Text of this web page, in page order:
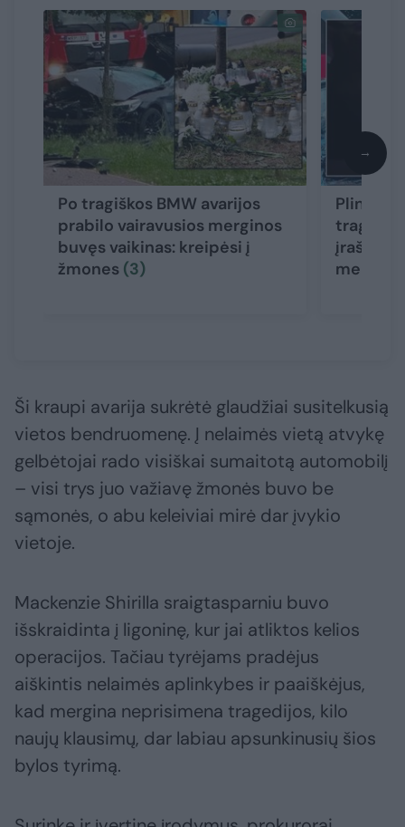
Po tragiškos BMW avarijos
prabilo vairavusios merginos
buvęs vaikinas: kreipėsi į
žmones (3)
Plinta
įrašas:
→
Ši kraupi avarija sukrėtė glaudžiai susitelkusią
vietos bendruomenę. Į nelaimės vietą atvykę
gelbėtojai rado visiškai sumaitotą automobilį
– visi trys juo važiavę žmonės buvo be
sąmonės, o abu keleiviai mirė dar įvykio
vietoje.
Mackenzie Shirilla sraigtasparniu buvo
išskraidinta į ligoninę, kur jai atliktos kelios
operacijos. Tačiau tyrėjams pradėjus
aiškintis nelaimės aplinkybes ir paaiškėjus,
kad mergina neprisimena tragedijos, kilo
naujų klausimų, dar labiau apsunkinusių šios
bylos tyrimą.